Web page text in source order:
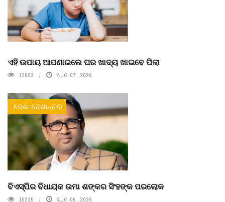
ଏହି ଉପାୟ ଆପଣାଇଲେ ଘର ଖାଦ୍ୟ ଖାଇବେ ପିଲା
13863 AUG 07, 2026
ଦେଶ-ଦେଶାନ୍ତର
ବିଏସ୍‌ପିର ବିଧାୟକ ଉମା ଶଙ୍କର ସିଂହଙ୍କ ପରଲୋକ
15235 AUG 06, 2026